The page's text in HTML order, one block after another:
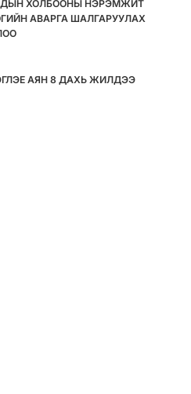
ХОЛБООНЫ НЭРЭМЖИТ
АВАРГА ШАЛГАРУУЛАХ
АЯН 8 ДАХЬ ЖИЛДЭЭ